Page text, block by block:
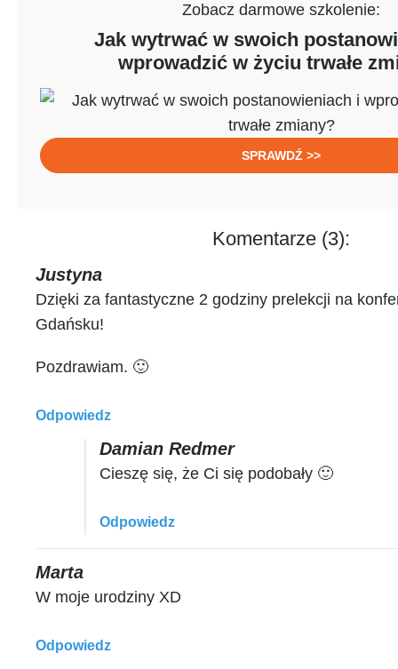
Zobacz darmowe szkolenie:
Jak wytrwać w swoich
wprowadzić w życiu trwałe
SPRAWDŹ >>
Komentarze (3):
Justyna
Dzięki za fantastyczne 2 godziny prelekcji na
Gdańsku!
Pozdrawiam. 🙂
Odpowiedz
Damian Redmer
Cieszę się, że Ci się podobały 🙂
Odpowiedz
Marta
W moje urodziny XD
Odpowiedz